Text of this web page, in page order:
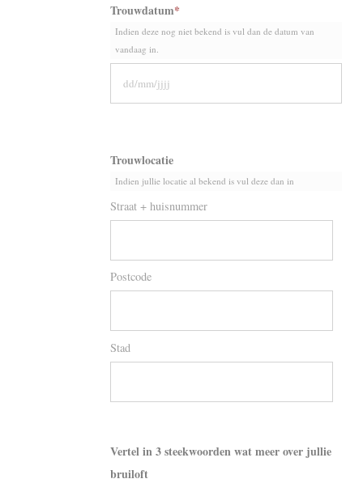
Trouwdatum*
Indien deze nog niet bekend is vul dan de datum van
vandaag in.
DD
Trouwlocatie
Indien jullie locatie al bekend is vul deze dan in
Straat + huisnummer
Postcode
Stad
Vertel in 3 steekwoorden wat meer over jullie
bruiloft